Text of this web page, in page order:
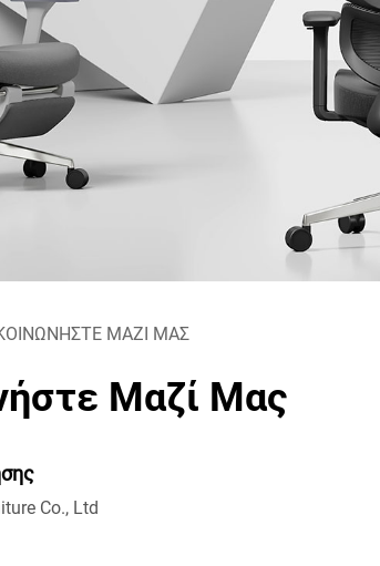
ΜΑΖΙ ΜΑΣ
Μαζί Μας
Co., Ltd